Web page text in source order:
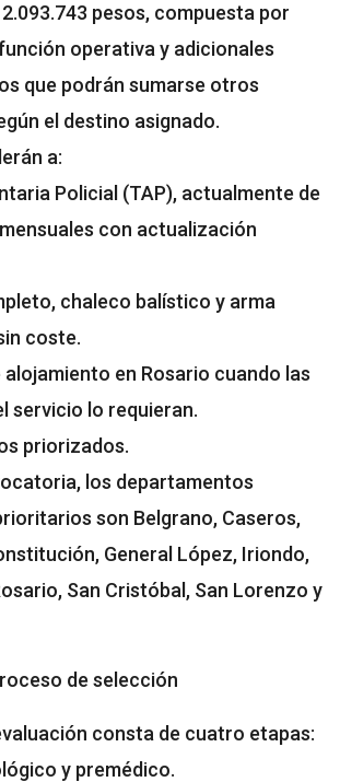
pesos, compuesta por
operativa y adicionales
que podrán sumarse otros
el destino asignado.
a:
Policial (TAP), actualmente de
con actualización
chaleco balístico y arma
coste.
alojamiento en Rosario cuando las
servicio lo requieran.
priorizados.
los departamentos
son Belgrano, Caseros,
General López, Iriondo,
San Cristóbal, San Lorenzo y
de selección
consta de cuatro etapas:
y premédico.